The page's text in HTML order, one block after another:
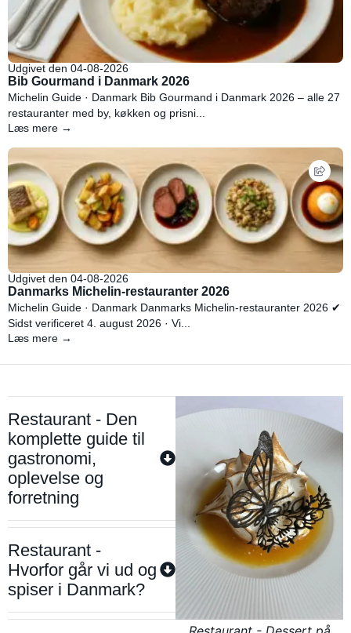
Udgivet den 04-08-2026
Bib Gourmand i Danmark 2026
Michelin Guide · Danmark Bib Gourmand i Danmark 2026 – alle 27
restauranter med by, køkken og prisni...
Læs mere →
Udgivet den 04-08-2026
Danmarks Michelin-restauranter 2026
Michelin Guide · Danmark Danmarks Michelin-restauranter 2026 ✔
Sidst verificeret 4. august 2026 · Vi...
Læs mere →
Restaurant - Den
komplette guide til
gastronomi,
oplevelse og
forretning
Restaurant -
Hvorfor går vi ud og
spiser i Danmark?